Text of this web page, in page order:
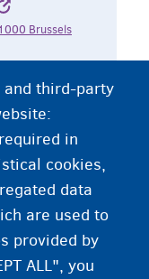
Brussels
and third-party
in
cookies,
data
are used to
provided by
ALL", you